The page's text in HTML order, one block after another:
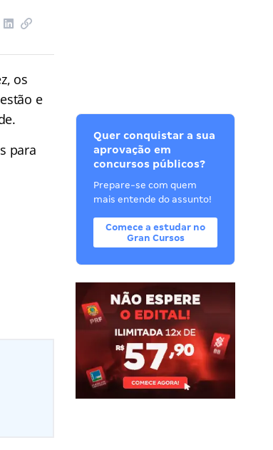
os
e
para
Quer conquistar a sua
aprovação em
concursos públicos?
Prepare-se com quem
mais entende do assunto!
Comece a estudar no
Gran Cursos